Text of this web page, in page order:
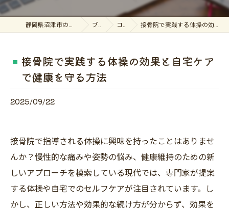
静岡県沼津市の接骨院ならあり接骨院 ブログ コラム 接骨院で実践する体操の効果と自宅ケアで健康を守る方法
接骨院で実践する体操の効果と自宅ケア
で健康を守る方法
2025/09/22
接骨院で指導される体操に興味を持ったことはありませ
んか？慢性的な痛みや姿勢の悩み、健康維持のための新
しいアプローチを模索している現代では、専門家が提案
する体操や自宅でのセルフケアが注目されています。し
かし、正しい方法や効果的な続け方が分からず、効果を